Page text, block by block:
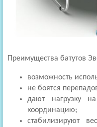
Преимущества батутов
возможность
не боятся
дают нагрузку
координацию;
стабилизируют